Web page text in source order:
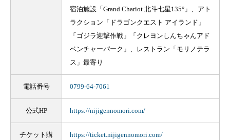
宿泊施設「Grand Chariot 北斗七星135°」、アト
ラクション「ドラゴンクエスト アイランド」
「ゴジラ迎撃作戦」「クレヨンしんちゃんアド
ベンチャーパーク」、レストラン「モリノテラ
ス」最寄り
電話番号 0799-64-7061
公式HP https://nijigennomori.com/
チケット購
https://ticket.nijigennomori.com/